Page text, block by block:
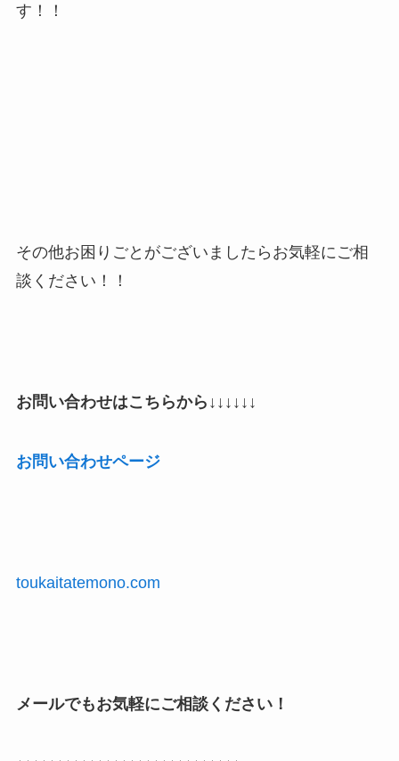
す！！
その他お困りごとがございましたらお気軽にご相
談ください！！
お問い合わせはこちらから ↓↓↓↓↓↓
お問い合わせページ
toukaitatemono.com
メールでもお気軽にご相談ください！